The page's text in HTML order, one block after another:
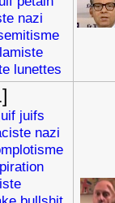
nazi
lunettes
juifs
nazi